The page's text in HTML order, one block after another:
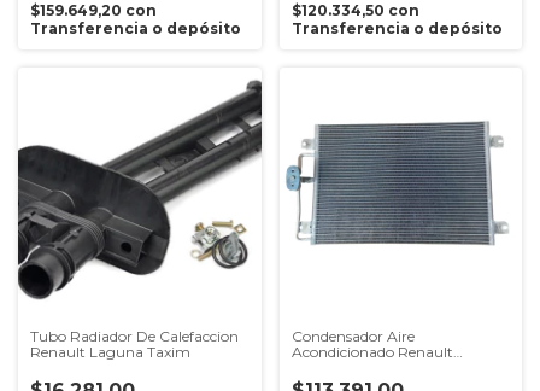
$159.649,20 con
Transferencia o depósito
$120.334,50 con
Transferencia o depósito
Tubo Radiador De Calefaccion
Renault Laguna Taxim
Condensador Aire
Acondicionado Renault